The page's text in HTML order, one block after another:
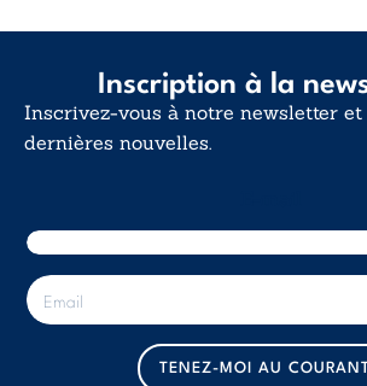
Inscription à la
Inscrivez-vous à notre newsletter et
dernières nouvelles.
E
-
m
TENEZ-MOI AU